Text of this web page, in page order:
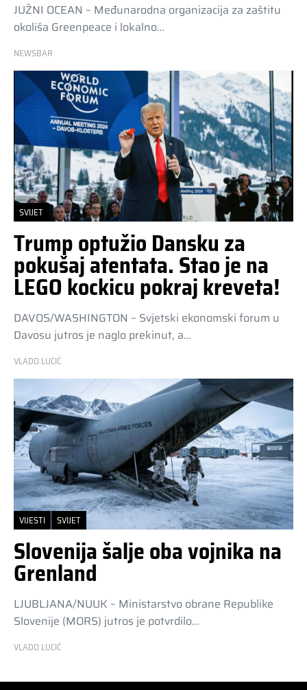
JUŽNI OCEAN – Međunarodna organizacija za zaštitu
okoliša Greenpeace i lokalno…
NEWSBAR
SVIJET
Trump optužio Dansku za
pokušaj atentata. Stao je na
LEGO kockicu pokraj kreveta!
DAVOS/WASHINGTON – Svjetski ekonomski forum u
Davosu jutros je naglo prekinut, a…
VLADO LUCIĆ
VIJESTI SVIJET
Slovenija šalje oba vojnika na
Grenland
LJUBLJANA/NUUK – Ministarstvo obrane Republike
Slovenije (MORS) jutros je potvrdilo…
VLADO LUCIĆ